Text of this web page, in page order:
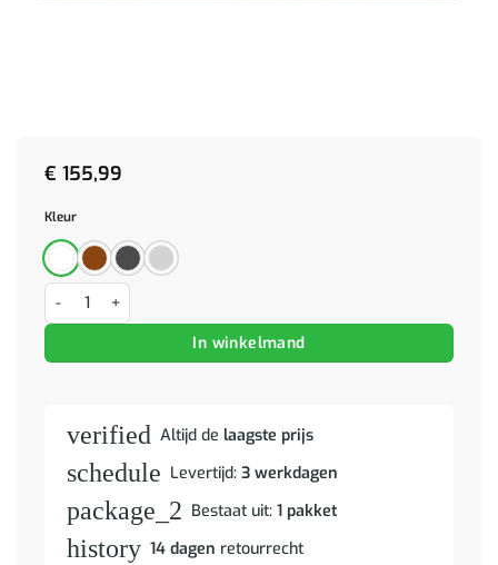
€ 155,99
Kleur
Eetstoelen 2 pcs Leger groen 57 x 66 x 94 cm Faux suede leer
In winkelmand
verified Altijd de laagste prijs
schedule Levertijd: 3 werkdagen
package_2 Bestaat uit: 1 pakket
history 14 dagen retourrecht